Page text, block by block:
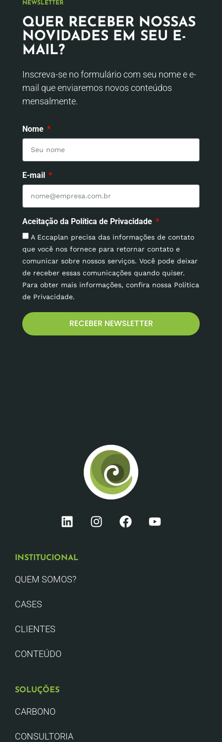
NEWSLETTER
QUER RECEBER NOSSAS
NOVIDADES EM SEU E-
MAIL?
Inscreva-se no formulário com seu nome e e-
mail que enviaremos novos conteúdos
mensalmente.
Nome
E-mail
Aceitação da Política de Privacidade
A Eccaplan precisa das informações de contato
que você nos fornece para retornar contato e
comunicar sobre nossos serviços. Você pode deixar
de receber essas comunicações quando quiser.
Para obter mais informações, confira nossa Política
de Privacidade.
RECEBER NEWSLETTER
INSTITUCIONAL
QUEM SOMOS?
CASES
CLIENTES
CONTEÚDO
SOLUÇÕES
CARBONO
CONSULTORIA